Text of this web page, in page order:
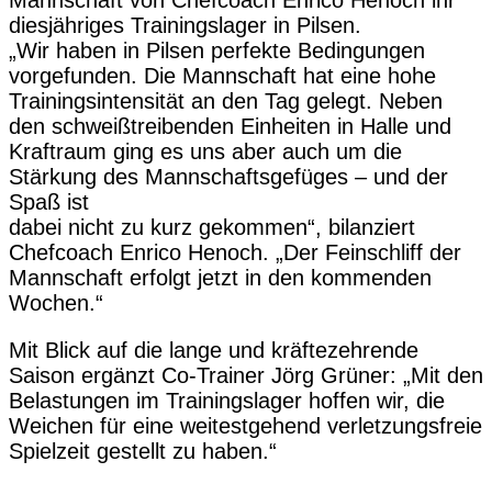
diesjähriges Trainingslager in Pilsen.
„Wir haben in Pilsen perfekte Bedingungen
vorgefunden. Die Mannschaft hat eine hohe
Trainingsintensität an den Tag gelegt. Neben
den schweißtreibenden Einheiten in Halle und
Kraftraum ging es uns aber auch um die
Stärkung des Mannschaftsgefüges – und der
Spaß ist
dabei nicht zu kurz gekommen“, bilanziert
Chefcoach Enrico Henoch. „Der Feinschliff der
Mannschaft erfolgt jetzt in den kommenden
Wochen.“
Mit Blick auf die lange und kräftezehrende
Saison ergänzt Co-Trainer Jörg Grüner: „Mit den
Belastungen im Trainingslager hoffen wir, die
Weichen für eine weitestgehend verletzungsfreie
Spielzeit gestellt zu haben.“